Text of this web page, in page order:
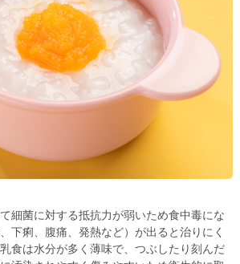
細菌に対する抵抗力が弱いため食中毒にな
下痢、腹痛、発熱など）が出ると治りにく
食は水分が多く薄味で、つぶしたり刻んだ